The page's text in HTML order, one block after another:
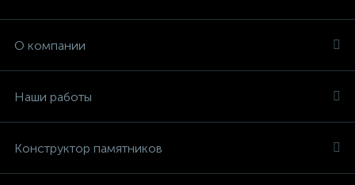
О компании
Наши работы
Конструктор памятников